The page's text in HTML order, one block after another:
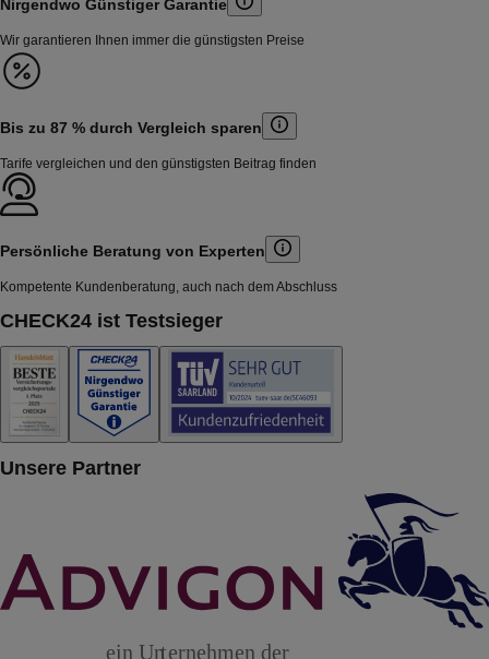
Nirgendwo GünstigerGarantie
Wir garantieren Ihnen immer die günstigsten Preise
Bis zu 87 % durch Vergleich sparen
Tarife vergleichen und den günstigsten Beitrag finden
Persönliche Beratung von Experten
Kompetente Kundenberatung, auch nach dem Abschluss
CHECK24 ist Testsieger
Unsere Partner